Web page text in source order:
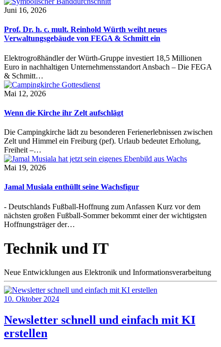
Juni 16, 2026
Prof. Dr. h. c. mult. Reinhold Würth weiht neues
Verwaltungsgebäude von FEGA & Schmitt ein
Elektrogroßhändler der Würth-Gruppe investiert 18,5 Millionen
Euro in nachhaltigen Unternehmensstandort Ansbach – Die FEGA
& Schmitt…
Mai 12, 2026
Wenn die Kirche ihr Zelt aufschlägt
Die Campingkirche lädt zu besonderen Ferienerlebnissen zwischen
Zelt und Himmel ein Freiburg (pef). Urlaub bedeutet Erholung,
Freiheit –…
Mai 19, 2026
Jamal Musiala enthüllt seine Wachsfigur
- Deutschlands Fußball-Hoffnung zum Anfassen Kurz vor dem
nächsten großen Fußball-Sommer bekommt einer der wichtigsten
Hoffnungsträger der…
Technik und IT
Neue Entwicklungen aus Elektronik und Informationsverarbeitung
10. Oktober 2024
Newsletter schnell und einfach mit KI
erstellen